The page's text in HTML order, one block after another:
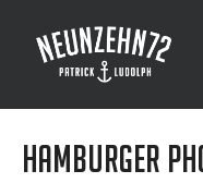
Inhalt
springen
Hamburger